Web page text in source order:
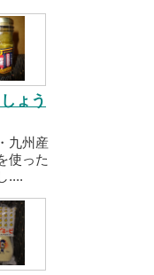
ょう
九州産
使った
....